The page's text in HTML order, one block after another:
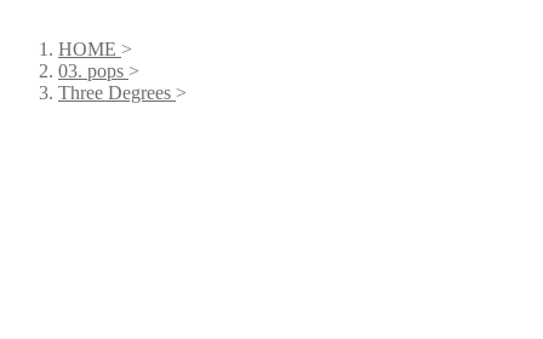
HOME >
03. pops >
Three Degrees >